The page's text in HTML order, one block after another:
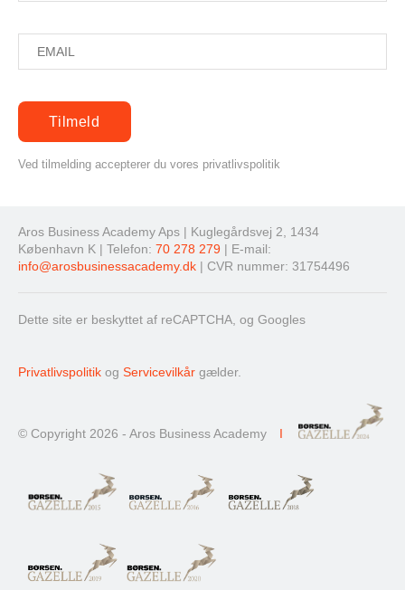
Ved tilmelding accepterer du vores privatlivspolitik
Aros Business Academy Aps | Kuglegårdsvej 2, 1434
København K | Telefon: 70 278 279 | E-mail:
info@arosbusinessacademy.dk | CVR nummer: 31754496
Dette site er beskyttet af reCAPTCHA, og Googles
Privatlivspolitik og Servicevilkår gælder.
© Copyright 2026 - Aros Business Academy I